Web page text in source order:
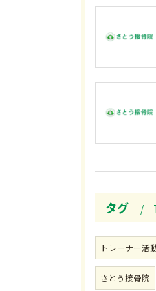
タグ
トレーナー活
さとう接骨院